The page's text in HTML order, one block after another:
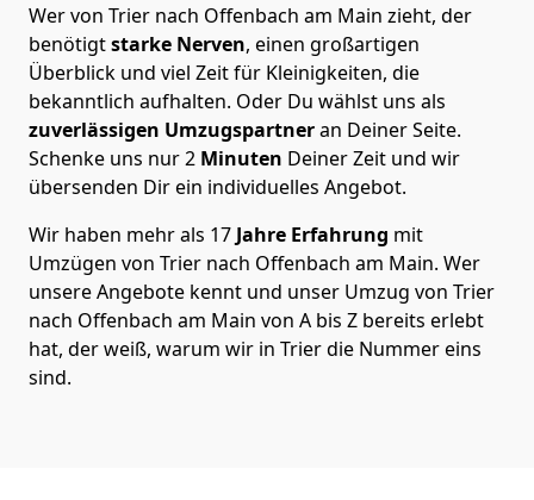
Wer von Trier nach Offenbach am Main zieht, der
benötigtstarke Nerven, einen großartigen
Überblick und viel Zeit für Kleinigkeiten, die
bekanntlich aufhalten. Oder Du wählst uns als
zuverlässigen Umzugspartneran Deiner Seite.
Schenke uns nur2 Minuten Deiner Zeit und wir
übersenden Dir ein individuelles Angebot.
Wir haben mehr als 17 Jahre Erfahrung mit
Umzügen von Trier nach Offenbach am Main. Wer
unsere Angebote kennt und unser Umzug von Trier
nach Offenbach am Main von A bis Z bereits erlebt
hat, der weiß, warum wir in Trier die Nummer eins
sind.